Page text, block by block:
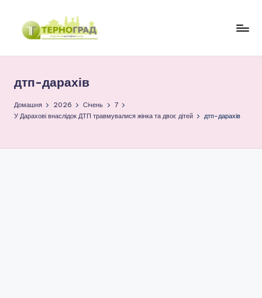
Перейти
р
н
г
дтп-дарахів
Домашня 2026 Січень
7
У Дарахові внаслідок ДТП травмувалися жінка та двоє дітей
дтп-дарахів